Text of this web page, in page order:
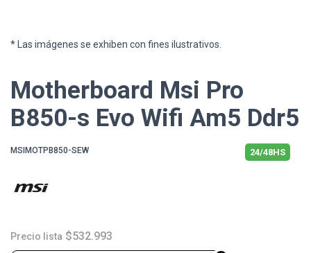
* Las imágenes se exhiben con fines ilustrativos.
Motherboard Msi Pro
B850-s Evo Wifi Am5 Ddr5
MSIMOTPB850-SEW 24/48HS
Precio lista $532.993